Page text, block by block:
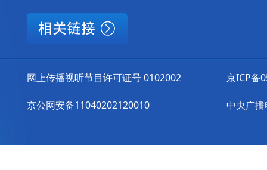
网上传播视听节目许可证号 0102002
京公网安备11040202120010
京ICP备
中央广